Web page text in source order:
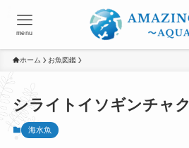
menu
ホーム お魚図鑑
シライトイソギンチャク
海水魚